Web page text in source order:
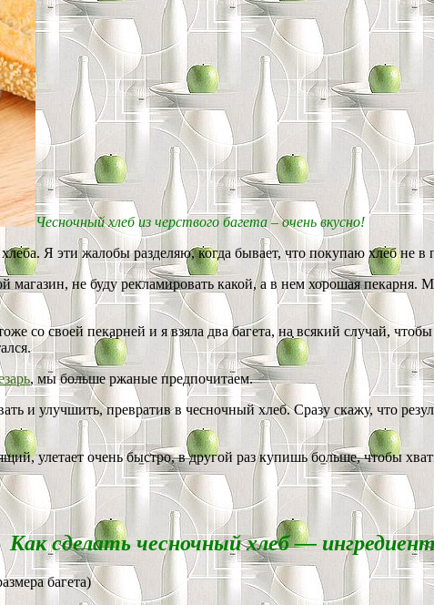
Чесночный хлеб из черствого багета – очень вкусно!
Я эти жалобы разделяю, когда бывает, что покупаю хлеб не
магазин, не буду рекламировать какой, а в нем хорошая пекарня.
со своей пекарней и я взяла два багета, на всякий случай,
, мы больше ржаные предпочитаем.
и улучшить, превратив в чесночный хлеб. Сразу скажу, что
улетает очень быстро, в другой раз купишь больше, чтобы
Как сделать чесночный хлеб —
багета)